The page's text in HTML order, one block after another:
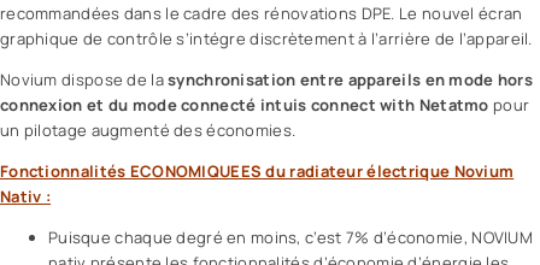
recommandées dans le cadre des rénovations DPE. Le nouvel écran
graphique de contrôle s’intégre discrètement à l’arrière de l’appareil.
Novium dispose de lasynchronisation entre appareils en mode hors
connexion et du mode connecté intuis connect with Netatmo pour
un pilotage augmenté des économies.
Fonctionnalités ECONOMIQUEES du radiateur électrique Novium
Nativ :
Puisque chaque degré en moins, c’est 7% d’économie, NOVIUM